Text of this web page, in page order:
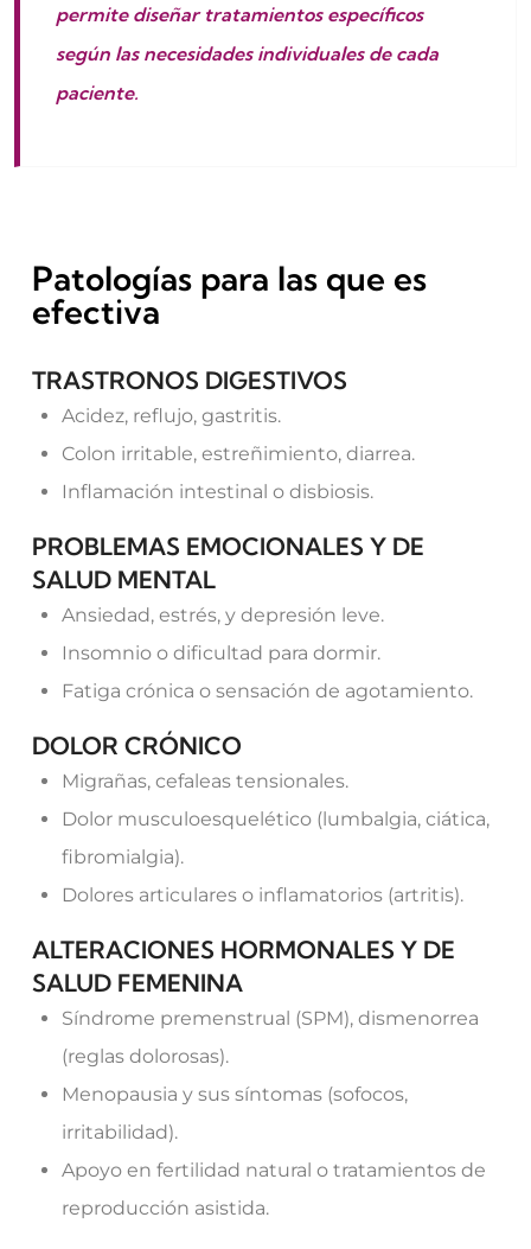
permite diseñar tratamientos específicos
según las necesidades individuales de cada
paciente.
Patologías para las que es
efectiva
TRASTRONOS DIGESTIVOS
Acidez, reflujo, gastritis.
Colon irritable, estreñimiento, diarrea.
Inflamación intestinal o disbiosis.
PROBLEMAS EMOCIONALES Y DE
SALUD MENTAL
Ansiedad, estrés, y depresión leve.
Insomnio o dificultad para dormir.
Fatiga crónica o sensación de agotamiento.
DOLOR CRÓNICO
Migrañas, cefaleas tensionales.
Dolor musculoesquelético (lumbalgia, ciática,
fibromialgia).
Dolores articulares o inflamatorios (artritis).
ALTERACIONES HORMONALES Y DE
SALUD FEMENINA
Síndrome premenstrual (SPM), dismenorrea
(reglas dolorosas).
Menopausia y sus síntomas (sofocos,
irritabilidad).
Apoyo en fertilidad natural o tratamientos de
reproducción asistida.